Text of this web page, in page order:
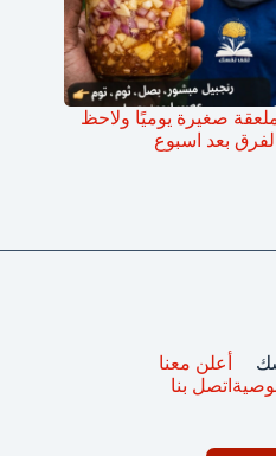
صغيرة يوميًا ولاحظ
الفرق بعد اسبوع
أعلن معنا
اتصل بنا